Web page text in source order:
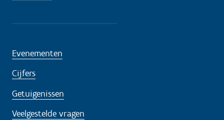
Evenementen
Cijfers
Getuigenissen
Veelgestelde vragen